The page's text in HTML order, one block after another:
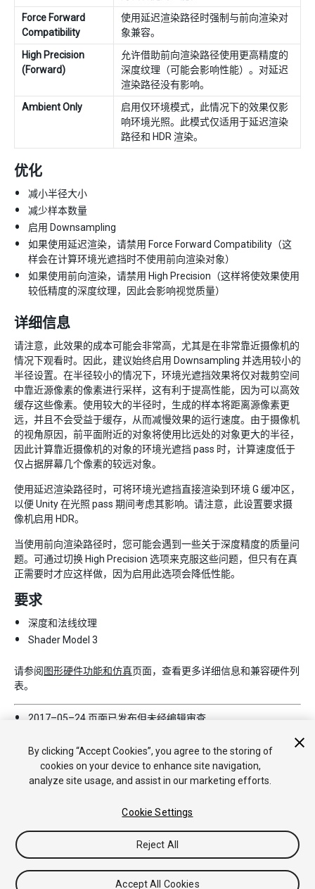
Force Forward
Compatibility
使用延迟渲染路径时强制与前向渲染对
象兼容。
High Precision
(Forward)
允许借助前向渲染路径使用更高精度的
深度纹理（可能会影响性能）。对延迟
渲染路径没有影响。
Ambient Only
启用仅环境模式，此情况下的效果仅影
响环境光照。此模式仅适用于延迟渲染
路径和 HDR 渲染。
优化
减小半径大小
减少样本数量
启用 Downsampling
如果使用延迟渲染，请禁用 Force Forward Compatibility（这
样会在计算环境光遮挡时不使用前向渲染对象）
如果使用前向渲染，请禁用 High Precision（这样将使效果使用
较低精度的深度纹理，因此会影响视觉质量）
详细信息
请注意，此效果的成本可能会非常高，尤其是在非常靠近摄像机的
情况下观看时。因此，建议始终启用 Downsampling 并选用较小的
半径设置。在半径较小的情况下，环境光遮挡效果将仅对裁剪空间
中靠近源像素的像素进行采样，这有利于提高性能，因为可以高效
缓存这些像素。使用较大的半径时，生成的样本将距离源像素更
远，并且不会受益于缓存，从而减慢效果的运行速度。由于摄像机
的视角原因，前平面附近的对象将使用比远处的对象更大的半径，
因此计算靠近摄像机的对象的环境光遮挡 pass 时，计算速度低于
仅占据屏幕几个像素的较远对象。
使用延迟渲染路径时，可将环境光遮挡直接渲染到环境 G 缓冲区，
以便 Unity 在光照 pass 期间考虑其影响。请注意，此设置要求摄
像机启用 HDR。
当使用前向渲染路径时，您可能会遇到一些关于深度精度的质量问
题。可通过切换 High Precision 选项来克服这些问题，但只有在真
正需要时才应这样做，因为启用此选项会降低性能。
要求
深度和法线纹理
Shader Model 3
请参阅 图形硬件功能和仿真页面，查看更多详细信息和兼容硬件列
表。
2017–05–24 页面已发布但未经编辑审查
Copyright © 2018 Unity Technologies. Publication 2018.2
策
不要出售或分享我的个人信息
By clicking “Accept Cookies”, you agree to the storing of
cookies on your device to enhance site navigation,
analyze site usage, and assist in our marketing efforts.
Cookie Settings
Reject All
Accept All Cookies